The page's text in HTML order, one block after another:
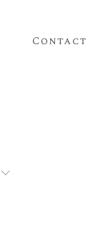
Contact